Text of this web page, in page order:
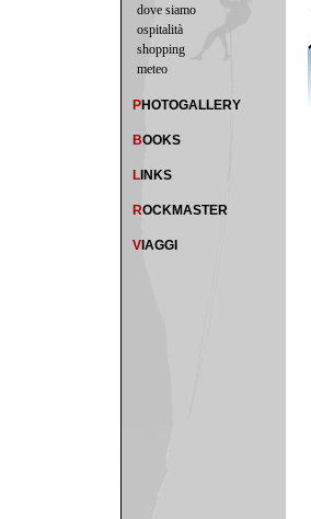
dove siamo
ospitalità
shopping
meteo
PHOTOGALLERY
BOOKS
L INKS
ROCKMASTER
V IAGGI